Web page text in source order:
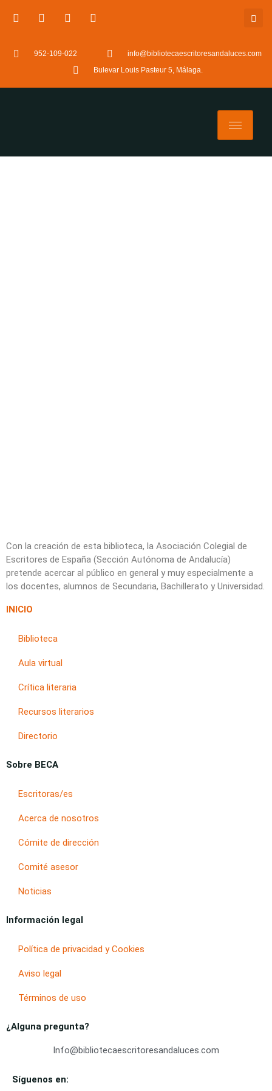
952-109-022
info@bibliotecaescritoresandaluces.com
Bulevar Louis Pasteur 5, Málaga.
Con la creación de esta biblioteca, la Asociación Colegial de
Escritores de España (Sección Autónoma de Andalucía)
pretende acercar al público en general y muy especialmente a
los docentes, alumnos de Secundaria, Bachillerato y Universidad.
INICIO
Biblioteca
Aula virtual
Crítica literaria
Recursos literarios
Directorio
Sobre BECA
Escritoras/es
Acerca de nosotros
Cómite de dirección
Comité asesor
Noticias
Información legal
Política de privacidad y Cookies
Aviso legal
Términos de uso
¿Alguna pregunta?
Info@bibliotecaescritoresandaluces.com
Síguenos en: